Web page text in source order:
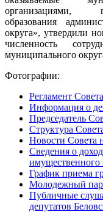
организациями,
образования
округа», утвердили
численность
муниципального
Фотографии:
Регламент
Информация о
Председатель
Структура
Новости Совета
Сведения о
имущественного
График приема
Молодежный
Публичные
депутатов